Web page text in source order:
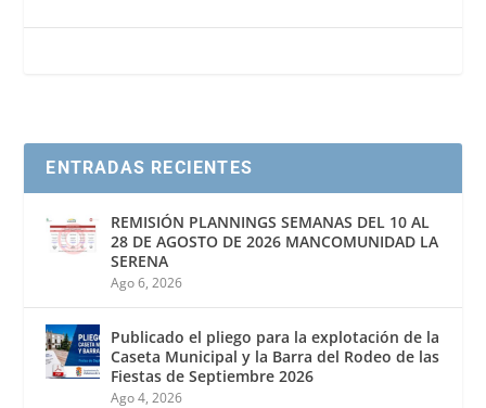
e
o
k
t
r
i t
p
p
n
ENTRADAS RECIENTES
REMISIÓN PLANNINGS SEMANAS DEL 10 AL
28 DE AGOSTO DE 2026 MANCOMUNIDAD LA
SERENA
Ago 6, 2026
Publicado el pliego para la explotación de la
Caseta Municipal y la Barra del Rodeo de las
Fiestas de Septiembre 2026
Ago 4, 2026